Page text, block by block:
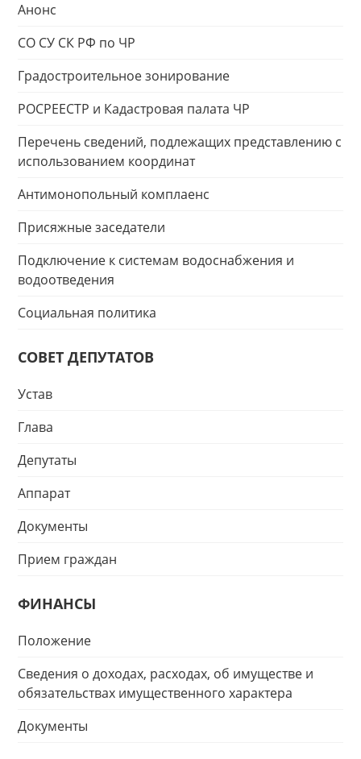
Анонс
СО СУ СК РФ по ЧР
Градостроительное зонирование
РОСРЕЕСТР и Кадастровая палата ЧР
Перечень сведений, подлежащих представлению с
использованием координат
Антимонопольный комплаенс
Присяжные заседатели
Подключение к системам водоснабжения и
водоотведения
Социальная политика
СОВЕТ ДЕПУТАТОВ
Устав
Глава
Депутаты
Аппарат
Документы
Прием граждан
ФИНАНСЫ
Положение
Сведения о доходах, расходах, об имуществе и
обязательствах имущественного характера
Документы